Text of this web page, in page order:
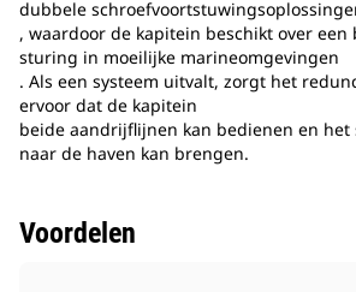
dubbele
, waardoor de kapitein beschikt over een
sturing in moeilijke marineomgevingen
. Als een systeem uitvalt, zorgt het
ervoor dat de kapitein
beide aandrijflijnen kan bedienen en
naar de haven kan brengen.
Voordelen